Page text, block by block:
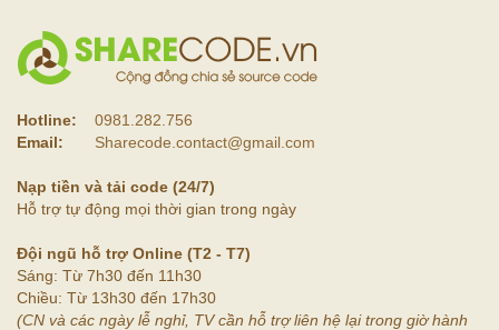
Hotline:
0981.282.756
Email:
Sharecode.contact@gmail.com
Nạp tiền và tải code (24/7)
Hỗ trợ tự động mọi thời gian trong ngày
Đội ngũ hỗ trợ Online (T2 - T7)
Sáng: Từ 7h30 đến 11h30
Chiều: Từ 13h30 đến 17h30
(CN và các ngày lễ nghỉ, TV cần hỗ trợ liên hệ lại trong giờ hành